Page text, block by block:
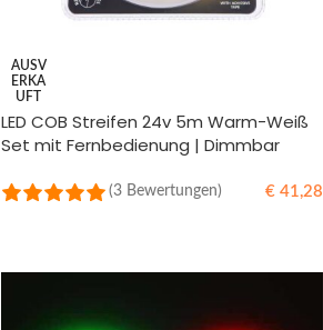
AUSV
ERKA
UFT
LED COB Streifen 24v 5m Warm-Weiß
Set mit Fernbedienung | Dimmbar
(3 Bewertungen) €41,28